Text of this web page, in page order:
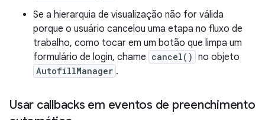
Se a hierarquia de visualização não for válida
porque o usuário cancelou uma etapa no fluxo de
trabalho, como tocar em um botão que limpa um
formulário de login, chame cancel() no objeto
AutofillManager .
Usar callbacks em eventos de preenchimento